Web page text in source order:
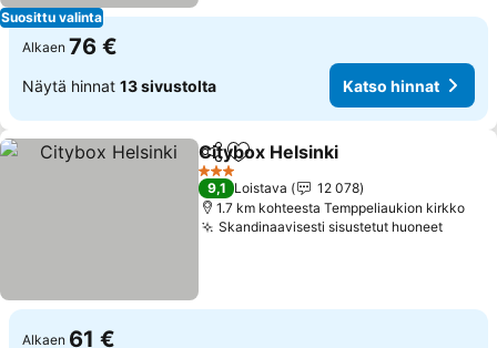
Suosittu valinta
Alkaen 76 €
Näytä hinnat 13 sivustolta Katso hinnat
Jaa Lisää suosikkeihin
Citybox Helsinki
3 Tähtiluokitus
9,1 Loistava
12 078
1.7 km kohteesta Temppeliaukion kirkko
Skandinaavisesti sisustetut huoneetKatso
Alkaen 61 €